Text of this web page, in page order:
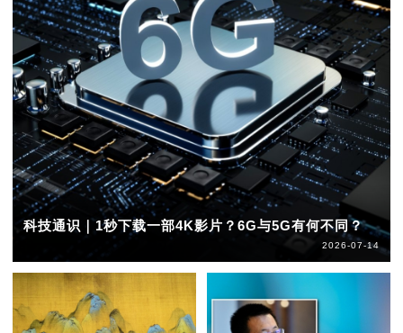
科技通识｜1秒下载一部4K影片？6G与5G有何不同？
2026-07-14